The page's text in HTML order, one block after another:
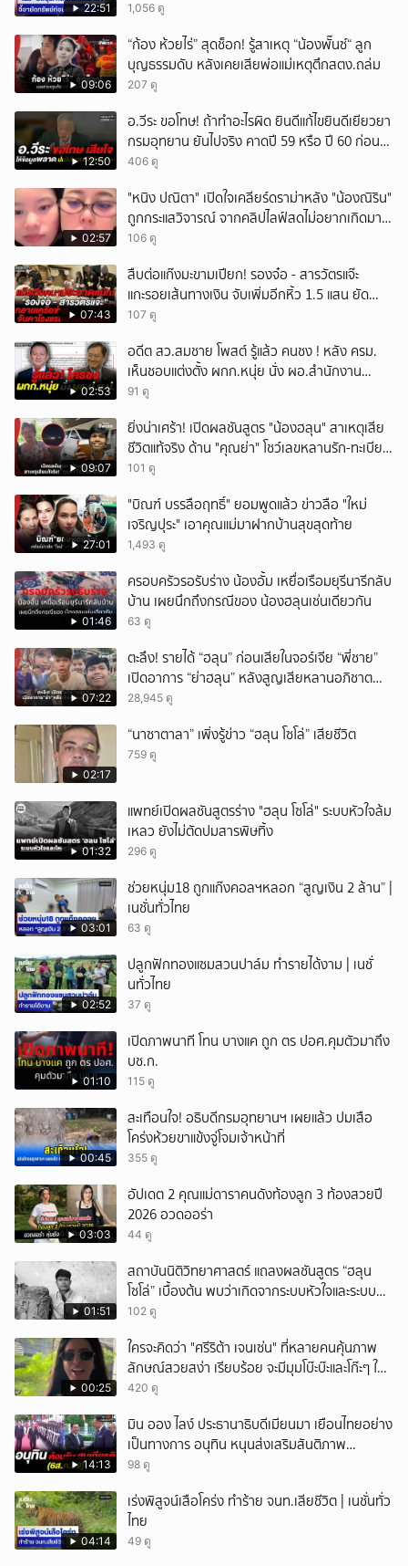
22:51 1,056 ดู
09:06
“ก้อง ห้วยไร่” สุดช็อก! รู้สาเหตุ “น้องพั๊นซ์“ ลูก
บุญธรรมดับ หลังเคยเสียพ่อแม่เหตุตึกสตง.ถล่ม
207 ดู
12:50
อ.วีระ ขอโทษ! ถ้าทำอะไรผิด ยินดีแก้ไขยินดีเยียวยา
กรมอุทยาน ยันไปจริง คาดปี 59 หรือ ปี 60 ก่อน
ปิดให้พัก
406 ดู
02:57
"หนิง ปณิตา" เปิดใจเคลียร์ดราม่าหลัง "น้องณิริน"
ถูกกระแสวิจารณ์ จากคลิปไลฟ์สดไม่อยากเกิดมา
หน้าเหมือนพ่อ
106 ดู
07:43
สืบต่อแก๊งมะขามเปียก! รองจ๋อ - สารวัตรแจ๊ะ
แกะรอยเส้นทางเงิน จับเพิ่มอีกหิ้ว 1.5 แสน ยัด
สินบน
107 ดู
02:53
อดีต สว.สมชาย โพสต์ รู้แล้ว คนชง ! หลัง ครม.
เห็นชอบแต่งตั้ง ผกก.หนุ่ย นั่ง ผอ.สำนักงาน
ป.ย.ป.
91 ดู
09:07
ยิ่งน่าเศร้า! เปิดผลชันสูตร "น้องฮลุน" สาเหตุเสีย
ชีวิตแท้จริง ด้าน "คุณย่า" โชว์เลขหลานรัก-ทะเบียน
รถเคลื่อนร่าง!
101 ดู
27:01
"บิณฑ์ บรรลือฤทธิ์" ยอมพูดแล้ว ข่าวลือ "ใหม่
เจริญปุระ" เอาคุณแม่มาฝากบ้านสุขสุดท้าย
1,493 ดู
01:46
ครอบครัวรอรับร่าง น้องอั้ม เหยื่อเรือมยุรีนารีกลับ
บ้าน เผยนึกถึงกรณีของ น้องฮลุนเช่นเดียวกัน
63 ดู
07:22
ตะลึง! รายได้ “ฮลุน” ก่อนเสียในจอร์เจีย “พี่ชาย”
เปิดอาการ “ย่าฮลุน” หลังสูญเสียหลานอภิชาต
บุตร!
28,945 ดู
02:17
“นาซาตาลา” เพิ่งรู้ข่าว “ฮลุน โซโล่” เสียชีวิต
759 ดู
01:32
แพทย์เปิดผลชันสูตรร่าง "ฮลุน โซโล่" ระบบหัวใจล้ม
เหลว ยังไม่ตัดปมสารพิษทิ้ง
296 ดู
03:01
ช่วยหนุ่ม18 ถูกแก๊งคอลฯหลอก “สูญเงิน 2 ล้าน” |
เนชั่นทั่วไทย
63 ดู
02:52
ปลูกฟักทองแซมสวนปาล์ม ทำรายได้งาม | เนชั่
นทั่วไทย
37 ดู
01:10
เปิดภาพนาที โทน บางแค ถูก ตร ปอศ.คุมตัวมาถึง
บช.ก.
115 ดู
00:45
สะเทือนใจ! อธิบดีกรมอุทยานฯ เผยแล้ว ปมเสือ
โคร่งห้วยขาแข้งจู่โจมเจ้าหน้าที่
355 ดู
03:03
อัปเดต 2 คุณแม่ดาราคนดังท้องลูก 3 ท้องสวยปี
2026 อวดออร่า
44 ดู
01:51
สถาบันนิติวิทยาศาสตร์ แถลงผลชันสูตร “ฮลุน
โซโล่” เบื้องต้น พบว่าเกิดจากระบบหัวใจและระบบ
ไหลเวียนโลหิตล้มเหลว
102 ดู
00:25
ใครจะคิดว่า "ศรีริต้า เจนเซ่น" ที่หลายคนคุ้นภาพ
ลักษณ์สวยสง่า เรียบร้อย จะมีมุมโบ๊ะบ๊ะและโก๊ะๆ ให้
ได้อมยิ้มเหมือนกัน งานนี้ทำเอาแฟนๆ ทั้งเอ็นดูทั้ง
420 ดู
14:13
มิน ออง ไลง์ ประธานาธิบดีเมียนมา เยือนไทยอย่าง
เป็นทางการ อนุทิน หนุนส่งเสริมสันติภาพ
เสถียรภาพชายแดน
98 ดู
04:14
เร่งพิสูจน์เสือโคร่ง ทำร้าย จนท.เสียชีวิต | เนชั่นทั่ว
ไทย
49 ดู